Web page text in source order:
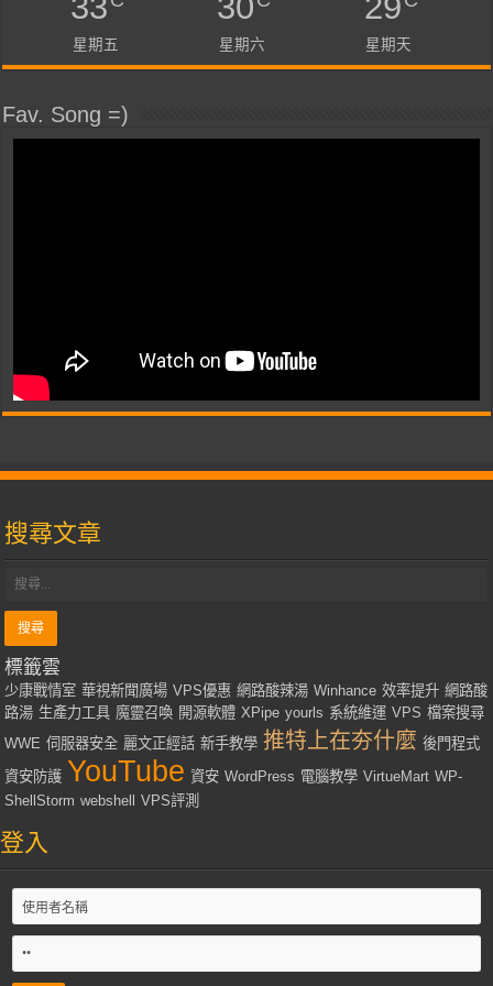
星期五 星期六 星期天
Fav. Song =)
搜尋文章
標籤雲
少康戰情室 華視新聞廣場 VPS優惠 網路酸辣湯 Winhance 效率提升 網路酸
路湯 生產力工具 魔靈召喚 開源軟體 XPipe yourls 系統維運 VPS 檔案搜尋
WWE 伺服器安全 麗文正經話 新手教學 推特上在夯什麼 後門程式
資安防護 YouTube 資安 WordPress 電腦教學 VirtueMart WP-
ShellStorm webshell VPS評測
登入